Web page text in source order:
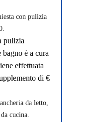
con pulizia
pulizia
è a cura
effettuata
di €
da letto,
cucina.